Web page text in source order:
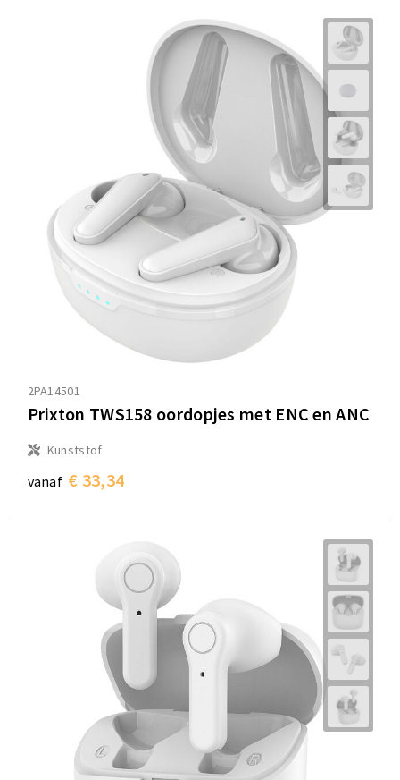
2PA14501
Prixton TWS158 oordopjes met ENC en ANC
Kunststof
vanaf € 33,34